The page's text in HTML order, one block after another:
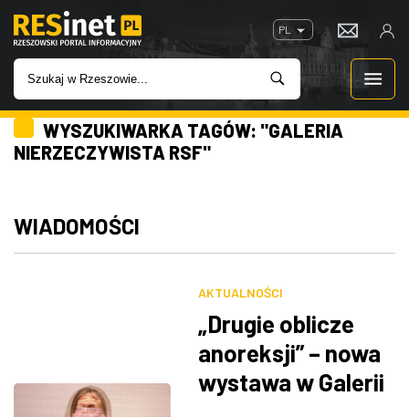
PL
WIADOMOŚCI
IMPREZY
GASTRONOMIA
WYSZUKIWARKA TAGÓW: "GALERIA
NIERZECZYWISTA RSF"
WIADOMOŚCI
AKTUALNOŚCI
„Drugie oblicze
anoreksji” – nowa
wystawa w Galerii